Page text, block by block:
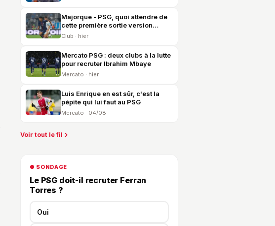
Majorque - PSG, quoi attendre de
cette première sortie version
2026-2027 ?
Club · hier
Mercato PSG : deux clubs à la lutte
pour recruter Ibrahim Mbaye
Mercato · hier
Luis Enrique en est sûr, c'est la
pépite qui lui faut au PSG
Mercato · 04/08
Voir tout le fil
● SONDAGE
Le PSG doit-il recruter Ferran
Torres ?
Oui